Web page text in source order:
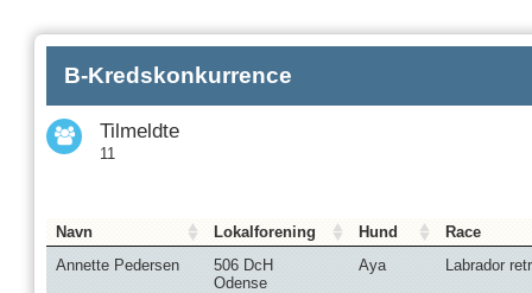
B-Kredskonkurrence
Tilmeldte
11
Navn Lokalforening Hund
Race
Annette Pedersen
506 DcH
Odense
Aya Labrador